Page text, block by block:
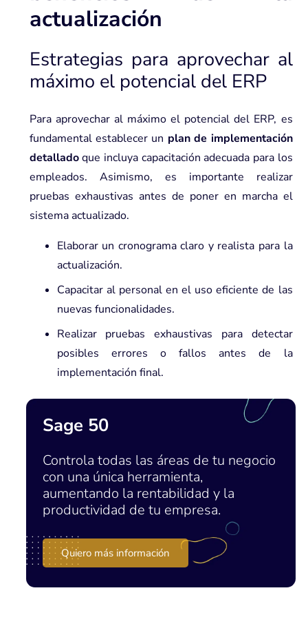
actualización
Estrategias para aprovechar al
máximo el potencial del ERP
Para aprovechar al máximo el potencial del ERP, es
fundamental establecer un plan de implementación
detalladoque incluya capacitación adecuada para los
empleados. Asimismo, es importante realizar
pruebas exhaustivas antes de poner en marcha el
sistema actualizado.
Elaborar un cronograma claro y realista para la
actualización.
Capacitar al personal en el uso eficiente de las
nuevas funcionalidades.
Realizar pruebas exhaustivas para detectar
posibles errores o fallos antes de la
implementación final.
Sage 50
Controla todas las áreas de tu negocio
con una única herramienta,
aumentando la rentabilidad y la
productividad de tu empresa.
Quiero más información